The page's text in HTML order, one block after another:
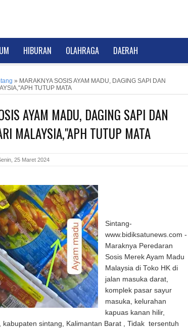
HIBURAN OLAHRAGA DAERAH
» MARAKNYA SOSIS AYAM MADU, DAGING SAPI DAN
TUTUP MATA
AYAM MADU, DAGING SAPI DAN
MALAYSIA,"APH TUTUP MATA
25 Maret 2024
Sintang-
www.bidiksatunews.com -
Maraknya Peredaran
Sosis Merek Ayam Madu
Malaysia di Toko HK di
jalan masuka darat,
komplek pasar sayur
masuka, kelurahan
kapuas kanan hilir,
kabupaten sintang, Kalimantan Barat , Tidak tersentuh